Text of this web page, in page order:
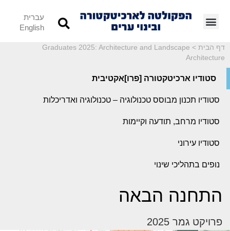
עברית
English
דף הבית >
Graduates 2025: Architecture and Landscape
Architecture
סטודיו ארכיטקטורה [פרו]אקטיבית
סטודיו תכנון מבוסס טכנולוגיה – טכנולוגיה ואדריכלות
סטודיו מרחב, תודעה וקיימות
סטודיו עירוני
נופים בתהליכי שינוי
התחנה הבאה
פרויקט גמר 2025